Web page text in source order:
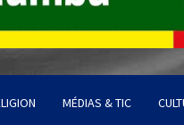
MÉDIAS & TIC